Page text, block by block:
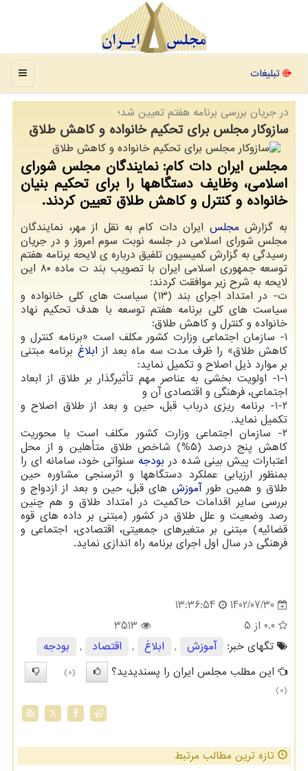
منو تبلیغات
در جریان بررسی برنامه هفتم تعیین شد؛
سازوکار مجلس برای تحکیم خانواده و کاهش طلاق
مجلس ایران دات کام: نمایندگان مجلس شورای
اسلامی، وظایف دستگاهها را برای تحکیم بنیان
خانواده و کنترل و کاهش طلاق تعیین کردند.
به گزارش مجلس ایران دات کام به نقل از مهر، نمایندگان
مجلس شورای اسلامی در جلسه نوبت سوم امروز و در جریان
رسیدگی به گزارش کمیسیون تلفیق درباره ی لایحه برنامه هفتم
توسعه جمهوری اسلامی ایران با تصویب بند ت ماده ۸۰ این
لایحه به شرح زیر موافقت کردند:
ت- در امتداد اجرای بند (۱۳) سیاست های کلی خانواده و
سیاست های کلی برنامه هفتم توسعه با هدف تحکیم نهاد
خانواده و کنترل و کاهش طلاق:
۱- سازمان اجتماعی وزارت کشور مکلف است «برنامه کنترل و
کاهش طلاق» را ظرف مدت سه ماه بعد از ابلاغ برنامه مبتنی
بر موارد ذیل اصلاح و تکمیل نماید:
۱-۱- اولویت بخشی به عناصر مهم تأثیرگذار بر طلاق از ابعاد
اجتماعی، فرهنگی و اقتصادی آن و
۱-۲- برنامه ریزی درباب قبل، حین و بعد از طلاق اصلاح و
تکمیل نماید.
۲- سازمان اجتماعی وزارت کشور مکلف است با محوریت
کاهش پنج درصد (۵%) شاخص طلاق متأهلین و از محل
اعتبارات پیش بینی شده در بودجه سنواتی خود، سامانه ای را
بمنظور ارزیابی عملکرد دستگاهها و اثرسنجی مشاوره حین
طلاق و همین طورآموزشهای قبل، حین و بعد از ازدواج و
بررسی سایر اقدامات حاکمیت در امتداد طلاق و هم چنین
رصد وضعیت و علل طلاق در کشور (مبتنی بر داده های قوه
قضائیه) مبتنی بر متغیرهای جمعیتی، اقتصادی، اجتماعی و
فرهنگی در سال اول اجرای برنامه راه اندازی نماید.
1402/07/30
13:36:54
0.0 از 5
3513
تگهای خبر:
آموزش , ابلاغ , اقتصاد ,
بودجه
این مطلب مجلس ایران را پسندیدید؟
(0)
(0)
X
تازه ترین مطالب مرتبط